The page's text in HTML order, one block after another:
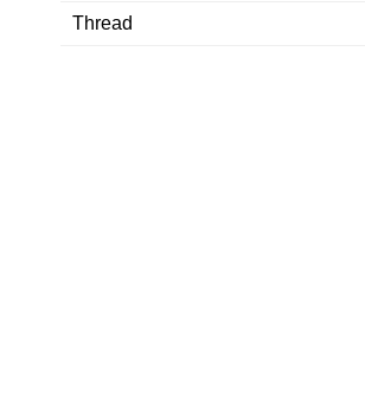
Thread